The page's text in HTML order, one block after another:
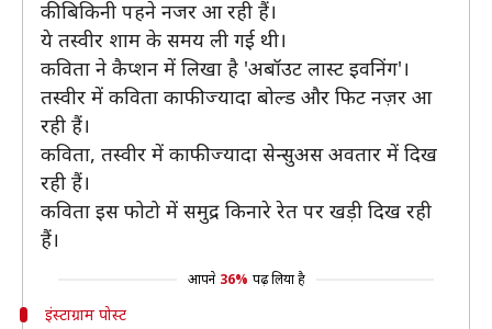
की बिकिनी पहने नजर आ रही हैं।
ये तस्वीर शाम के समय ली गई थी।
कविता ने कैप्शन में लिखा है 'अबॉउट लास्ट इवनिंग'।
तस्वीर में कविता काफी ज्यादा बोल्ड और फिट नज़र आ
रही हैं।
कविता, तस्वीर में काफी ज्यादा सेन्सुअस अवतार में दिख
रही हैं।
कविता इस फोटो में समुद्र किनारे रेत पर खड़ी दिख रही
हैं।
आपने 36% पढ़ लिया है
इंस्टाग्राम पोस्ट